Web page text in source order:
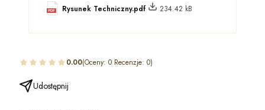
Rysunek Techniczny.pdf 234.42 kB
0.00(Oceny: 0 Recenzje: 0)
Udostępnij